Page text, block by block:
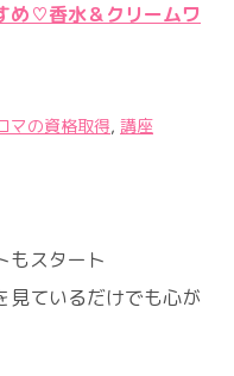
め♡香水＆クリームワ
マの資格取得, 講座
もスタート
見ているだけでも心が